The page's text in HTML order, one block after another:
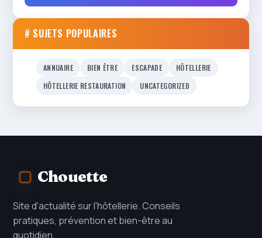
# SUJETS POPULAIRES
ANNUAIRE BIEN ÊTRE ESCAPADE
HÔTELLERIE
HÔTELLERIE RESTAURATION
UNCATEGORIZED
Chouette
Site d'actualité sur l'hôtellerie. Conseils
pratiques, prévention et bien-être au
quotidien.